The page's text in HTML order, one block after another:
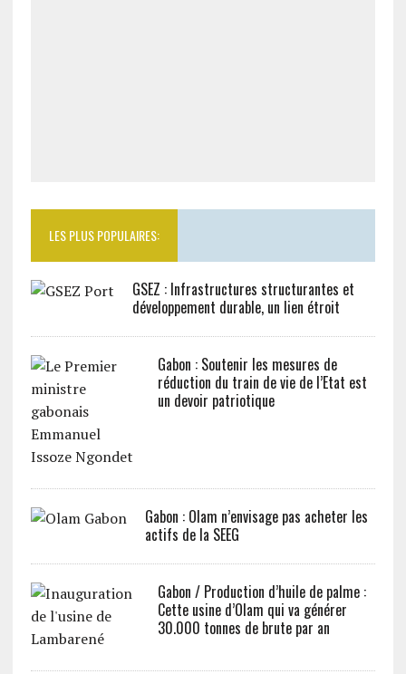
LES PLUS POPULAIRES:
GSEZ : Infrastructures structurantes et
développement durable, un lien étroit
Gabon : Soutenir les mesures de
réduction du train de vie de l’Etat est
un devoir patriotique
Gabon : Olam n’envisage pas acheter les
actifs de la SEEG
Gabon / Production d’huile de palme :
Cette usine d’Olam qui va générer
30.000 tonnes de brute par an